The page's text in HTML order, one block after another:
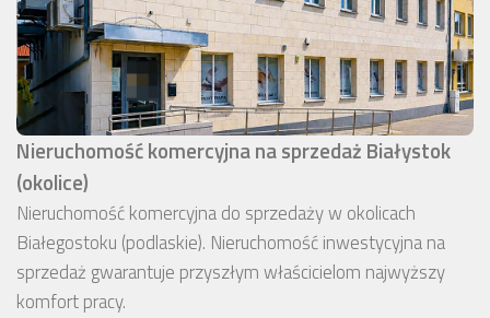
Nieruchomość komercyjna na sprzedaż Białystok
(okolice)
Nieruchomość komercyjna do sprzedaży w okolicach
Białegostoku (podlaskie). Nieruchomość inwestycyjna na
sprzedaż gwarantuje przyszłym właścicielom najwyższy
komfort pracy.